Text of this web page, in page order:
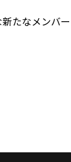
なメン